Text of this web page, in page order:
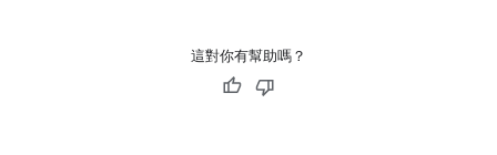
這對你有幫助嗎？